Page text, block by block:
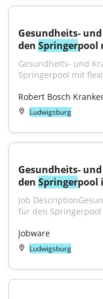
Gesundheits-
den Springerpool
Gesundheits- und
Springerpool mit
Robert Bosch
Ludwigsburg
Gesundheits-
den Springerpool
Job
für den Springerpool
Jobware
Ludwigsburg